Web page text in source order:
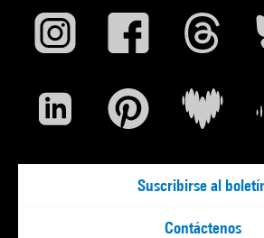
Suscribirse al
Contáctenos